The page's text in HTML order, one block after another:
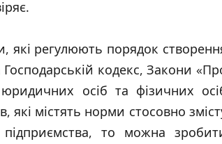
які регулюють порядок
кодекс, Закони
осіб та фізичних
які містять норми стосовно
то можна